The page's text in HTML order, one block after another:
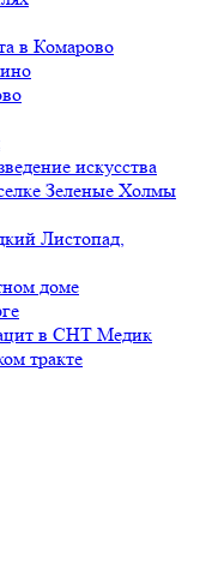
в Комарово
искусства
Зеленые Холмы
Листопад,
доме
в СНТ Медик
тракте